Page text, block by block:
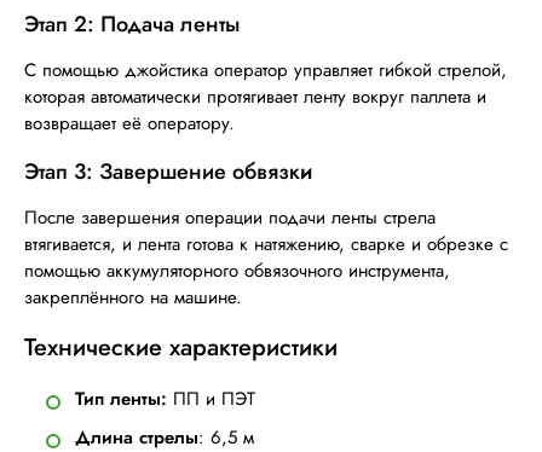
Этап 2: Подача ленты
С помощью джойстика оператор управляет гибкой стрелой,
которая автоматически протягивает ленту вокруг паллета и
возвращает её оператору.
Этап 3: Завершение обвязки
После завершения операции подачи ленты стрела
втягивается, и лента готова к натяжению, сварке и обрезке с
помощью аккумуляторного обвязочного инструмента,
закреплённого на машине.
Технические характеристики
Тип ленты: ПП и ПЭТ
Длина стрелы: 6,5 м